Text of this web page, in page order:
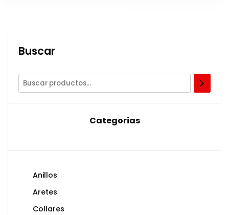
Buscar
Categorias
Anillos
Aretes
Collares